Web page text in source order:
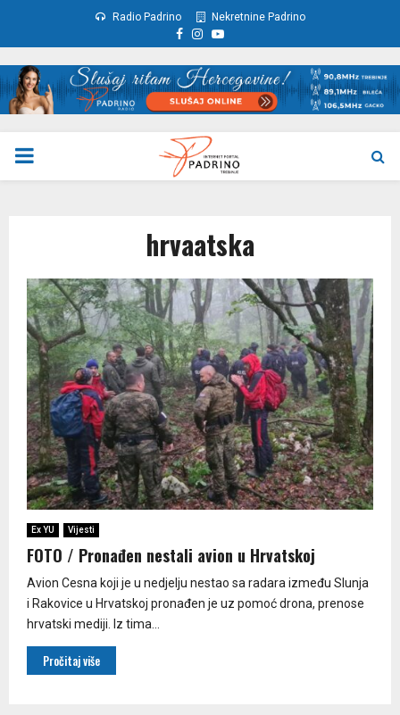
Radio Padrino Nekretnine Padrino
Facebook
Instagram
Youtube
PRIMARY
hrvaatska
Ex YU Vijesti
FOTO / Pronađen nestali avion u Hrvatskoj
Avion Cesna koji je u nedjelju nestao sa radara između Slunja
i Rakovice u Hrvatskoj pronađen je uz pomoć drona, prenose
hrvatski mediji. Iz tima...
Pročitaj više